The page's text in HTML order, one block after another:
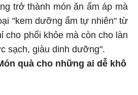
trở thành món ăn ấm áp mà
"kem dưỡng ẩm tự nhiên" từ
cho phổi khỏe mà còn cho làn
sạch, giàu dinh dưỡng".
quà cho những ai dễ khô